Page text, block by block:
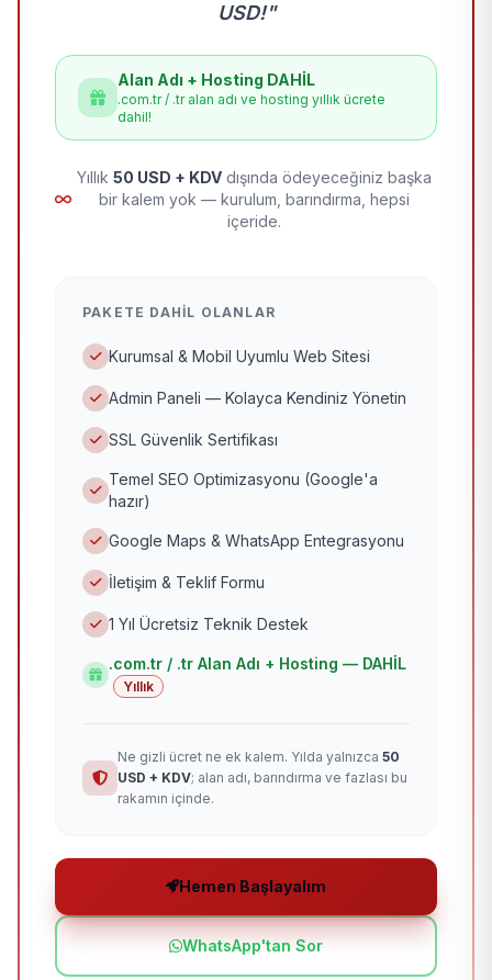
USD!"
Alan Adı + Hosting DAHİL
.com.tr / .tr alan adı ve hosting yıllık ücrete
dahil!
Yıllık 50 USD + KDV dışında ödeyeceğiniz başka
bir kalem yok — kurulum, barındırma, hepsi
içeride.
PAKETE DAHIL OLANLAR
Kurumsal & Mobil Uyumlu Web Sitesi
Admin Paneli — Kolayca Kendiniz Yönetin
SSL Güvenlik Sertifikası
Temel SEO Optimizasyonu (Google'a
hazır)
Google Maps & WhatsApp Entegrasyonu
İletişim & Teklif Formu
1 Yıl Ücretsiz Teknik Destek
.com.tr / .tr Alan Adı + Hosting — DAHİL
Yıllık
Ne gizli ücret ne ek kalem. Yılda yalnızca 50
USD + KDV; alan adı, barındırma ve fazlası bu
rakamın içinde.
Hemen Başlayalım
WhatsApp'tan Sor